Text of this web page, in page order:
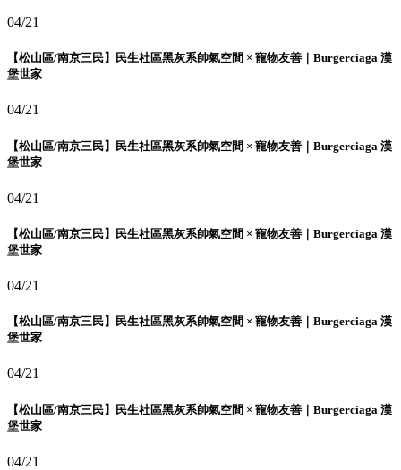
04/21
【松山區/南京三民】民生社區黑灰系帥氣空間 × 寵物友善｜Burgerciaga 漢
堡世家
04/21
【松山區/南京三民】民生社區黑灰系帥氣空間 × 寵物友善｜Burgerciaga 漢
堡世家
04/21
【松山區/南京三民】民生社區黑灰系帥氣空間 × 寵物友善｜Burgerciaga 漢
堡世家
04/21
【松山區/南京三民】民生社區黑灰系帥氣空間 × 寵物友善｜Burgerciaga 漢
堡世家
04/21
【松山區/南京三民】民生社區黑灰系帥氣空間 × 寵物友善｜Burgerciaga 漢
堡世家
04/21